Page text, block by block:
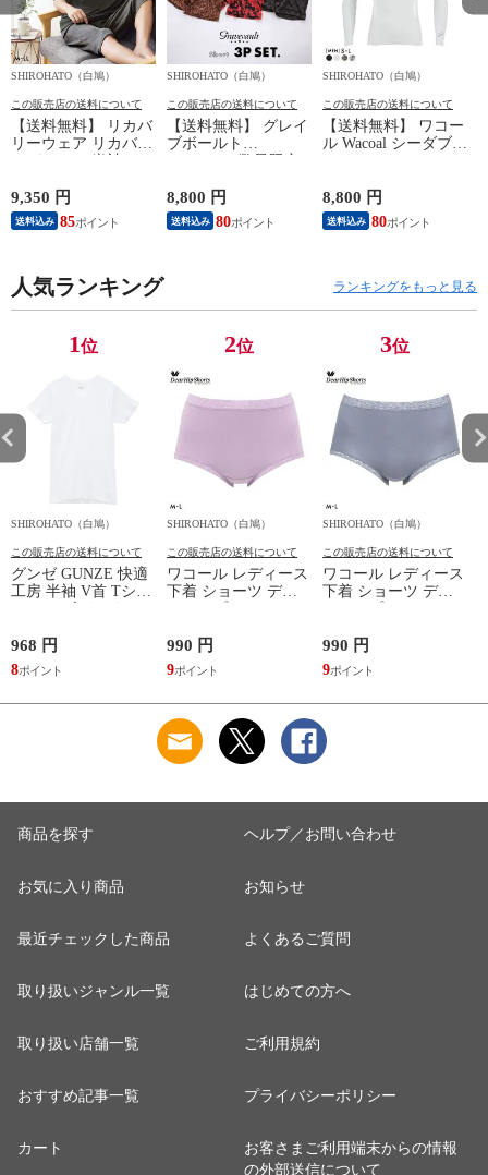
SHIROHATO（白鳩）
この販売店の送料について
【送料無料】 リカバ
リーウェア リカバリ
ーパジャマ 半袖 メ
ームウェア パジャマ
リカバリーケア 7分
丈パンツ 疲労回復
9,350 円
送料込み 85
SHIROHATO（白鳩）
この販売店の送料について
【送料無料】 グレイ
ブボールト
Gravevault 数量限定
サーパンツ おまかせ
3P 福袋 ショート ロ
ーライズ 3枚セット
8,800 円
送料込み 80
SHIROHATO（白鳩）
この販売店の送料について
【送料無料】 ワコー
ル Wacoal シーダブリ
JYURYU 柔流 ジュウ
リュウ メンズ トッ
プ SML ハイネック
8,800 円
送料込み 80
人気ランキング ランキングをもっと見る
1位
SHIROHATO（白鳩）
この販売店の送料について
グンゼ GUNZE 快適
工房 半袖 V首 Tシャ
ツ メンズ インナー
本製 抗菌防臭
968 円
8
2位
SHIROHATO（白鳩）
この販売店の送料について
ワコール レディース
下着 ショーツ ディ
アヒップショーツ
スタンダード ノーマ
ルショーツ ML
Wacoal
990 円
9
3位
SHIROHATO（白鳩）
この販売店の送料について
ワコール レディース
下着 ショーツ ディ
アヒップショーツ
スタンダード ノーマ
ルショーツ ML
Wacoal
990 円
9
商品を探す
お気に入り商品
最近チェックした商品
取り扱いジャンル一覧
取り扱い店舗一覧
おすすめ記事一覧
カート
ヘルプ／お問い合わせ
お知らせ
よくあるご質問
はじめての方へ
ご利用規約
プライバシーポリシー
お客さまご利用端末からの情報
の外部送信について